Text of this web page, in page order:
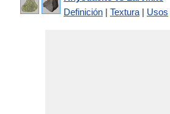
Definición | Textura | Usos